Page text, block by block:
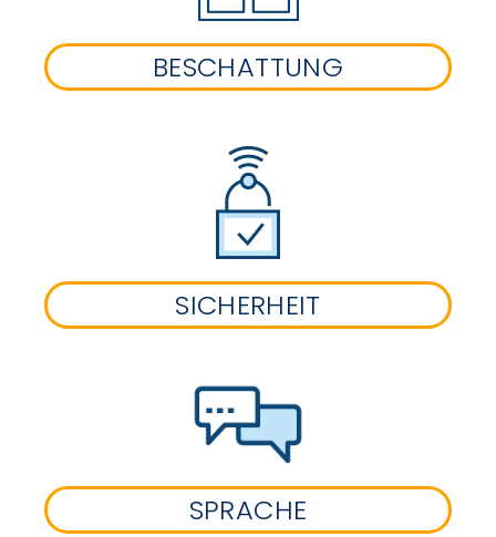
BESCHATTUNG
SICHERHEIT
SPRACHE